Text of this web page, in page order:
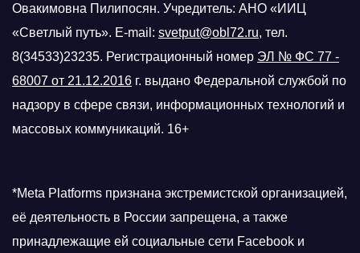
Овакимовна Пилипосян. Учредитель: АНО «ИИЦ
«Светлый путь». E-mail: svetput@obl72.ru, тел.
8(34533)23235. Регистрационный номер ЭЛ № ФС 77 -
68007 от 21.12.2016 г. выдано Федеральной службой по
надзору в сфере связи, информационных технологий и
массовых коммуникаций. 16+
*Meta Platforms признана экстремистской организацией,
её деятельность в России запрещена, а также
принадлежащие ей социальные сети Facebook и